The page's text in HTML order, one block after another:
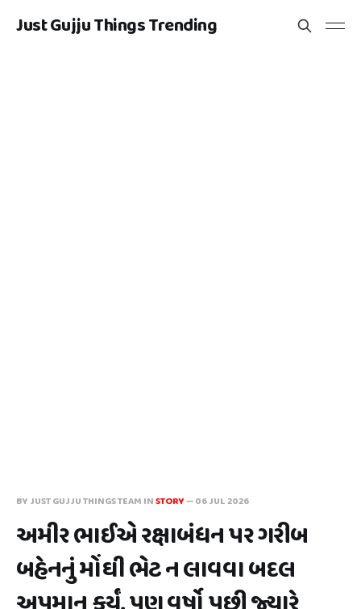
Just Gujju Things Trending
BY JUST GUJJU THINGS TEAM INSTORY—06 JUL 2026
અમીર ભાઈએ રક્ષાબંધન પર ગરીબ
બહેનનું મોંઘી ભેટ ન લાવવા બદલ